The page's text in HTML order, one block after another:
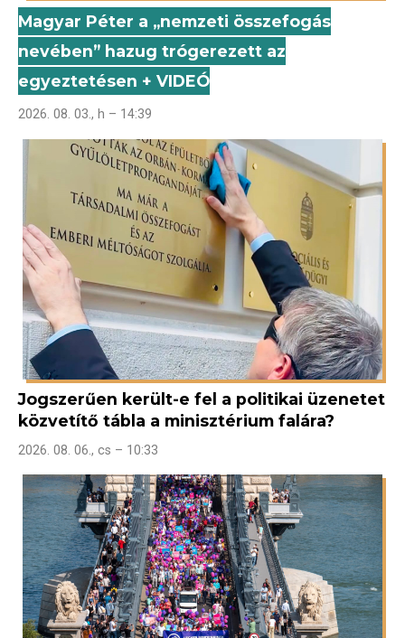
Magyar Péter a „nemzeti összefogás
nevében” hazug trógerezett az
egyeztetésen + VIDEÓ
2026. 08. 03., h – 14:39
Jogszerűen került-e fel a politikai üzenetet
közvetítő tábla a minisztérium falára?
2026. 08. 06., cs – 10:33